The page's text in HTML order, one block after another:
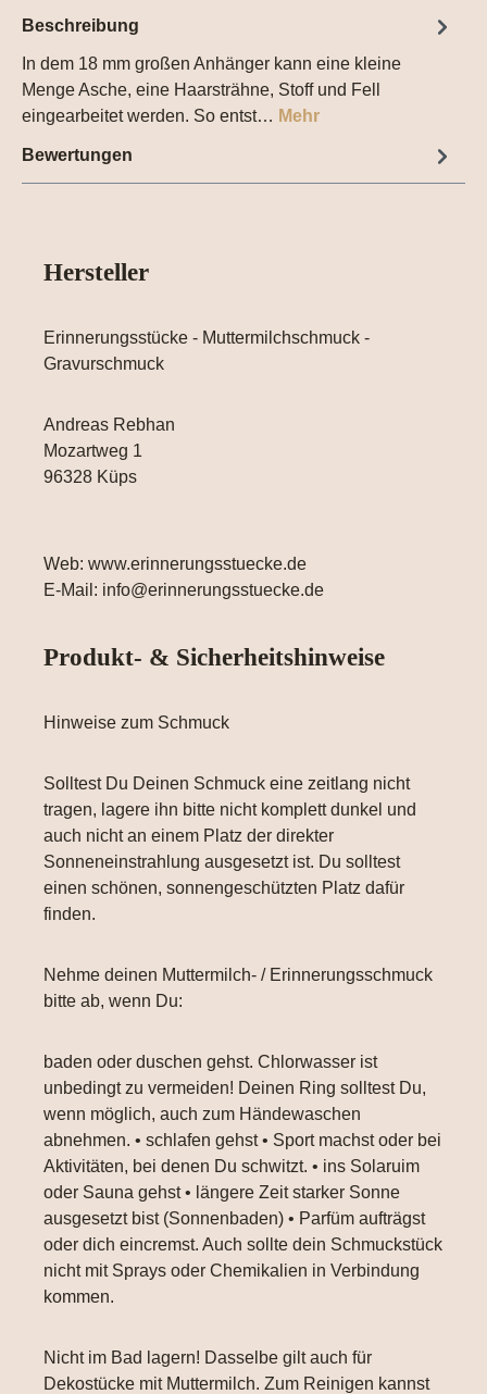
Beschreibung
In dem 18 mm großen Anhänger kann eine kleine
Menge Asche, eine Haarsträhne, Stoff und Fell
eingearbeitet werden. So entst… Mehr
Bewertungen
Hersteller
Erinnerungsstücke - Muttermilchschmuck -
Gravurschmuck
Andreas Rebhan
Mozartweg 1
96328 Küps
Web: www.erinnerungsstuecke.de
E-Mail: info@erinnerungsstuecke.de
Produkt- & Sicherheitshinweise
Hinweise zum Schmuck
Solltest Du Deinen Schmuck eine zeitlang nicht
tragen, lagere ihn bitte nicht komplett dunkel und
auch nicht an einem Platz der direkter
Sonneneinstrahlung ausgesetzt ist. Du solltest
einen schönen, sonnengeschützten Platz dafür
finden.
Nehme deinen Muttermilch- / Erinnerungsschmuck
bitte ab, wenn Du:
baden oder duschen gehst. Chlorwasser ist
unbedingt zu vermeiden! Deinen Ring solltest Du,
wenn möglich, auch zum Händewaschen
abnehmen. • schlafen gehst • Sport machst oder bei
Aktivitäten, bei denen Du schwitzt. • ins Solaruim
oder Sauna gehst • längere Zeit starker Sonne
ausgesetzt bist (Sonnenbaden) • Parfüm aufträgst
oder dich eincremst. Auch sollte dein Schmuckstück
nicht mit Sprays oder Chemikalien in Verbindung
kommen.
Nicht im Bad lagern! Dasselbe gilt auch für
Dekostücke mit Muttermilch. Zum Reinigen kannst